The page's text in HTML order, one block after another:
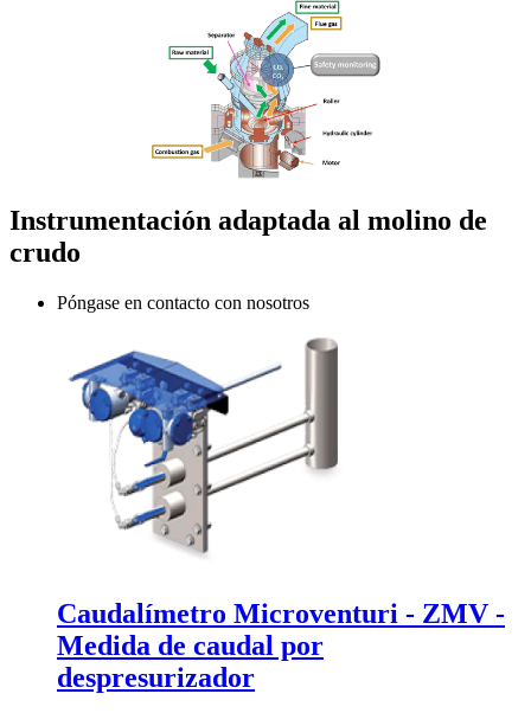
Instrumentación adaptada al molino de
crudo
Póngase en contacto con nosotros
Caudalímetro Microventuri - ZMV -
Medida de caudal por
despresurizador